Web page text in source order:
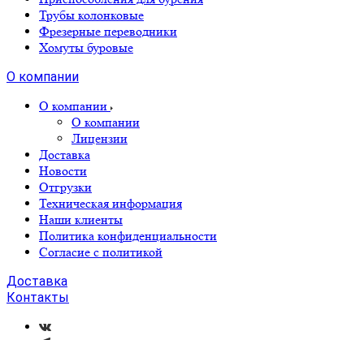
Трубы колонковые
Фрезерные переводники
Хомуты буровые
О компании
О компании
О компании
Лицензии
Доставка
Новости
Отгрузки
Техническая информация
Наши клиенты
Политика конфиденциальности
Согласие с политикой
Доставка
Контакты